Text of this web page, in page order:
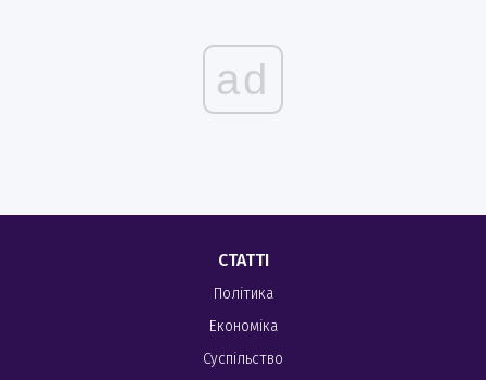
ad
СТАТТІ
Політика
Економіка
Суспільство